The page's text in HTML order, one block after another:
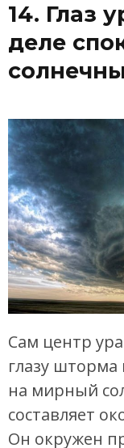
14. Глаз
деле
Сам центр
глазу шторма
на мирный
составляет
Он окружен